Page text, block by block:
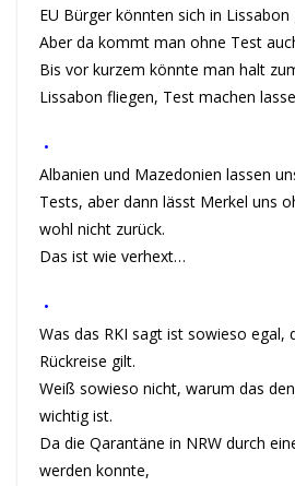
EU Bürger könnten sich in
Aber da kommt man ohne Test
Bis vor kurzem könnte man halt
Lissabon fliegen, Test machen
•
Albanien und Mazedonien lassen
Tests, aber dann lässt Merkel uns
wohl nicht zurück.
Das ist wie verhext…
•
Was das RKI sagt ist sowieso egal,
Rückreise gilt.
Weiß sowieso nicht, warum das
wichtig ist.
Da die Qarantäne in NRW durch
werden konnte,